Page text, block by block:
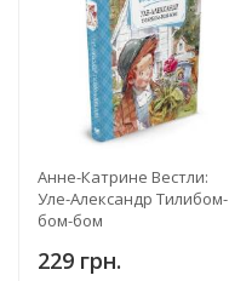
Анне-Катрине Вестли:
Уле-Александр Тилибом-
бом-бом
229 грн.